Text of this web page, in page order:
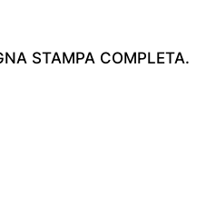
STAMPA COMPLETA.